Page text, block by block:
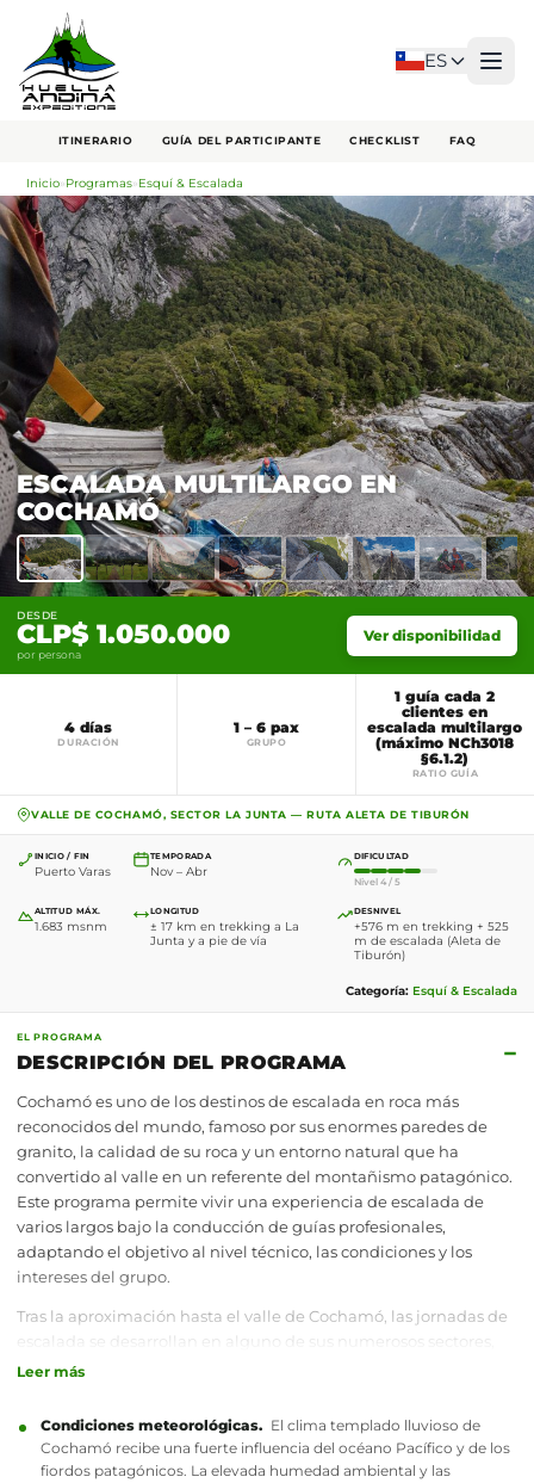
ES
ITINERARIO GUÍA DEL PARTICIPANTE CHECKLIST FAQ
Inicio»Programas»Esquí & Escalada
ESCALADA MULTILARGO EN
COCHAMÓ
DESDE
CLP$ 1.050.000
por persona
Ver disponibilidad
VALLE DE COCHAMÓ, SECTOR LA JUNTA — RUTA ALETA DE TIBURÓN
4 días
DURACIÓN
1 – 6 pax
GRUPO
1 guía cada 2
clientes en
escalada multilargo
(máximo NCh3018
§6.1.2)
RATIO GUÍA
INICIO / FIN
Puerto Varas
TEMPORADA
Nov – Abr
DIFICULTAD
Nivel 4 / 5
ALTITUD MÁX.
1.683 msnm
LONGITUD
± 17 km en trekking a La
Junta y a pie de vía
DESNIVEL
+576 m en trekking + 525
m de escalada (Aleta de
Tiburón)
Categoría: Esquí & Escalada
EL PROGRAMA
DESCRIPCIÓN DEL PROGRAMA −
Cochamó es uno de los destinos de escalada en roca más
reconocidos del mundo, famoso por sus enormes paredes de
granito, la calidad de su roca y un entorno natural que ha
convertido al valle en un referente del montañismo patagónico.
Este programa permite vivir una experiencia de escalada de
varios largos bajo la conducción de guías profesionales,
adaptando el objetivo al nivel técnico, las condiciones y los
intereses del grupo.
Tras la aproximación hasta el valle de Cochamó, las jornadas de
escalada se desarrollan en alguno de sus numerosos sectores,
donde es posible encontrar desde vías clásicas de dificultad
de la ruta considera siempre la experiencia de los participantes,
las condiciones de la pared y los objetivos de la actividad,
privilegiando una experiencia segura y de calidad.
Leer más
Condiciones meteorológicas. El clima templado lluvioso de
Cochamó recibe una fuerte influencia del océano Pacífico y de los
fiordos patagónicos. La elevada humedad ambiental y las